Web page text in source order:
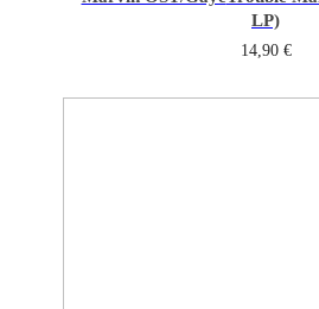
LP)
14,90 €